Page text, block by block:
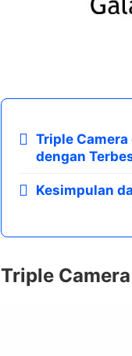
Triple
dengan
Kesimpulan
Triple